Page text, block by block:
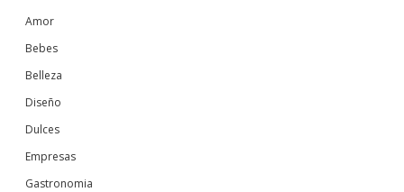
Amor
Bebes
Belleza
Diseño
Dulces
Empresas
Gastronomia